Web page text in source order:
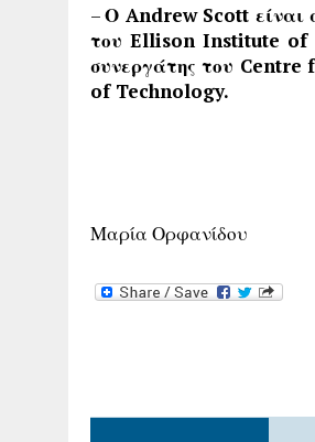
–Ο Andrew Scott είναι
του Ellison Institute of
συνεργάτης του
of Technology.
Μαρία Ορφανίδου